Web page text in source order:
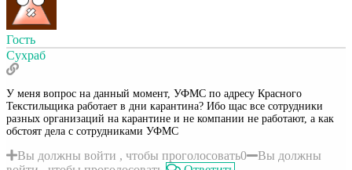
Гость
Сухраб
У меня вопрос на данный момент, УФМС по адресу Красного
Текстильщика работает в дни карантина? Ибо щас все сотрудники
разных организаций на карантине и не компании не работают, а как
обстоят дела с сотрудниками УФМС
Вы должны войти , чтобы проголосовать0
Вы должны